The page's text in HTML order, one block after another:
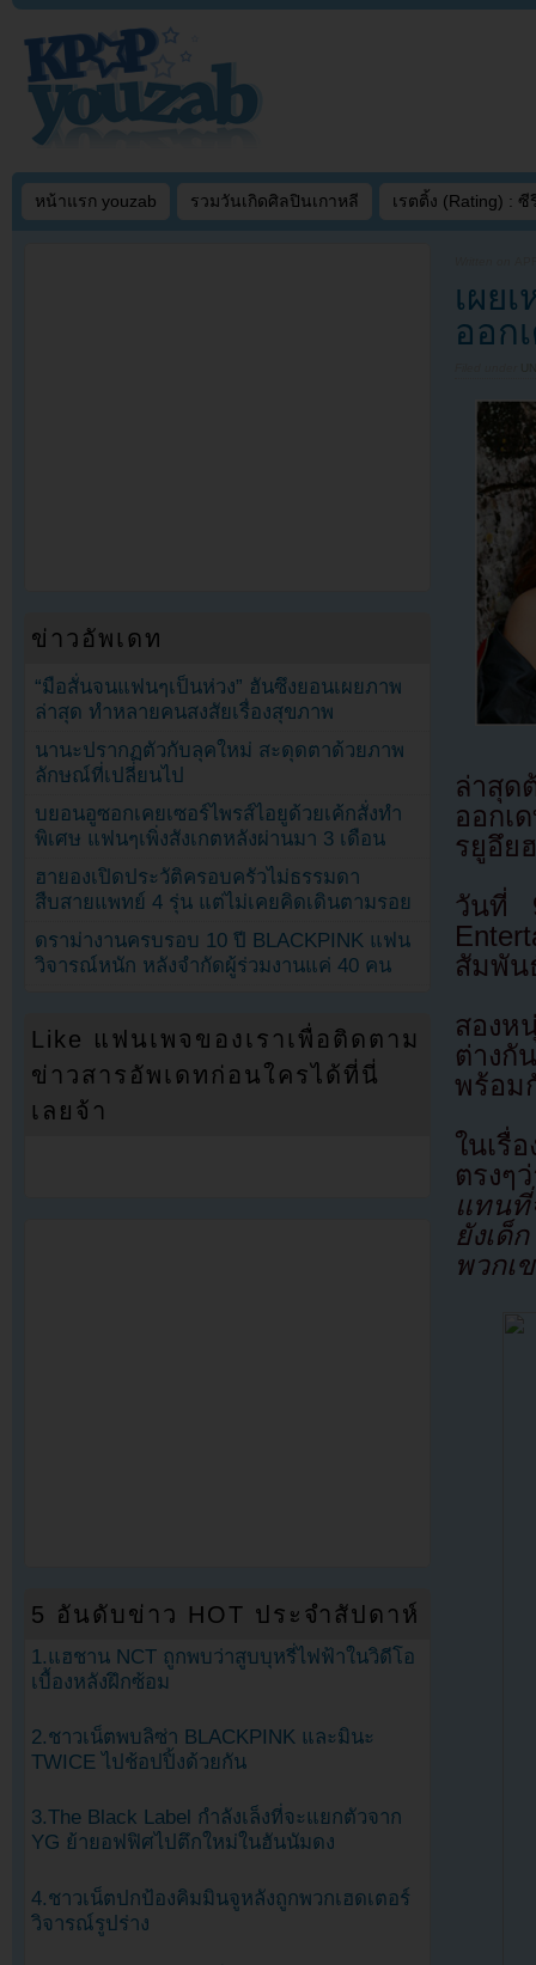
หน้าแรก youzab รวมวันเกิดศิลปินเกาหลี เรตติ้ง (Rating) : ซี
เผย
ออก
ล่าสุด
ออกเ
รยูอึย
วันที่
สัมพัน
สองห
ต่างกั
พร้อม
ในเรื่
ตรง
แทนที่
ยังเด็
พวกเ
ข่าวอัพเดท
“มือสั่นจนแฟนๆเป็นห่วง” ฮันซึงยอนเผยภาพ
ล่าสุด ทำหลายคนสงสัยเรื่องสุขภาพ
นานะปรากฏตัวกับลุคใหม่ สะดุดตาด้วยภาพ
ลักษณ์ที่เปลี่ยนไป
บยอนอูซอกเคยเซอร์ไพรส์ไอยูด้วยเค้กสั่งทำ
พิเศษ แฟนๆเพิ่งสังเกตหลังผ่านมา 3 เดือน
ฮายองเปิดประวัติครอบครัวไม่ธรรมดา
สืบสายแพทย์ 4 รุ่น แต่ไม่เคยคิดเดินตามรอย
ดราม่างานครบรอบ 10 ปี BLACKPINK แฟน
วิจารณ์หนัก หลังจำกัดผู้ร่วมงานแค่ 40 คน
Like แฟนเพจของเราเพื่อติดตาม
ข่าวสารอัพเดทก่อนใครได้ที่นี่
เลยจ้า
5 อันดับข่าว HOT ประจำสัปดาห์
1.แฮชาน NCT ถูกพบว่าสูบบุหรี่ไฟฟ้าในวิดีโอ
เบื้องหลังฝึกซ้อม
2.ชาวเน็ตพบลิซ่า BLACKPINK และมินะ
TWICE ไปช้อปปิ้งด้วยกัน
3.The Black Label กำลังเล็งที่จะแยกตัวจาก
YG ย้ายอฟฟิศไปตึกใหม่ในฮันนัมดง
4.ชาวเน็ตปกป้องคิมมินจูหลังถูกพวกเฮดเตอร์
วิจารณ์รูปร่าง